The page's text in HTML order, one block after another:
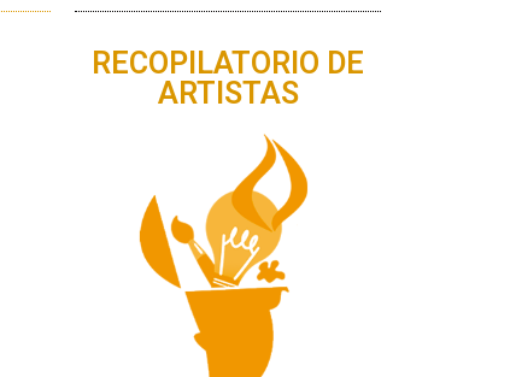
RECOPILATORIO DE
ARTISTAS